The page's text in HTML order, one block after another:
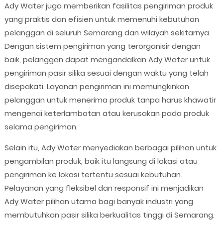
Ady Water juga memberikan fasilitas pengiriman produk
yang praktis dan efisien untuk memenuhi kebutuhan
pelanggan di seluruh Semarang dan wilayah sekitarnya.
Dengan sistem pengiriman yang terorganisir dengan
baik, pelanggan dapat mengandalkan Ady Water untuk
pengiriman pasir silika sesuai dengan waktu yang telah
disepakati. Layanan pengiriman ini memungkinkan
pelanggan untuk menerima produk tanpa harus khawatir
mengenai keterlambatan atau kerusakan pada produk
selama pengiriman.
Selain itu, Ady Water menyediakan berbagai pilihan untuk
pengambilan produk, baik itu langsung di lokasi atau
pengiriman ke lokasi tertentu sesuai kebutuhan.
Pelayanan yang fleksibel dan responsif ini menjadikan
Ady Water pilihan utama bagi banyak industri yang
membutuhkan pasir silika berkualitas tinggi di Semarang.